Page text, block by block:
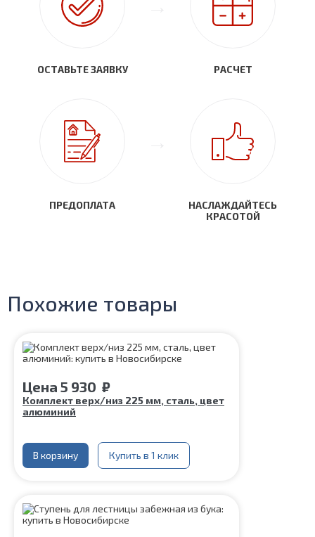
ОСТАВЬТЕ ЗАЯВКУ РАСЧЕТ
ПРЕДОПЛАТА
НАСЛАЖДАЙТЕСЬ
КРАСОТОЙ
Похожие товары
Цена 5 930 ₽
Комплект верх/низ 225 мм, сталь, цвет
алюминий
В корзину Купить в 1 клик